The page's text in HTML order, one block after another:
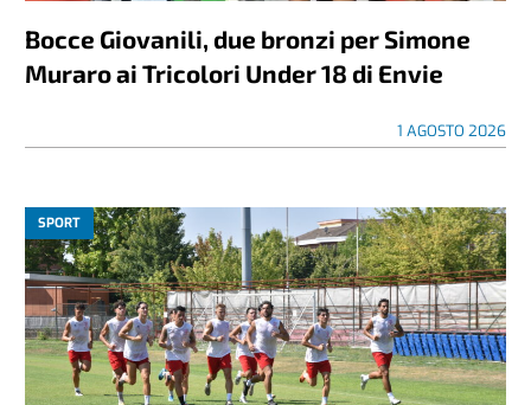
Bocce Giovanili, due bronzi per Simone
Muraro ai Tricolori Under 18 di Envie
1 AGOSTO 2026
SPORT